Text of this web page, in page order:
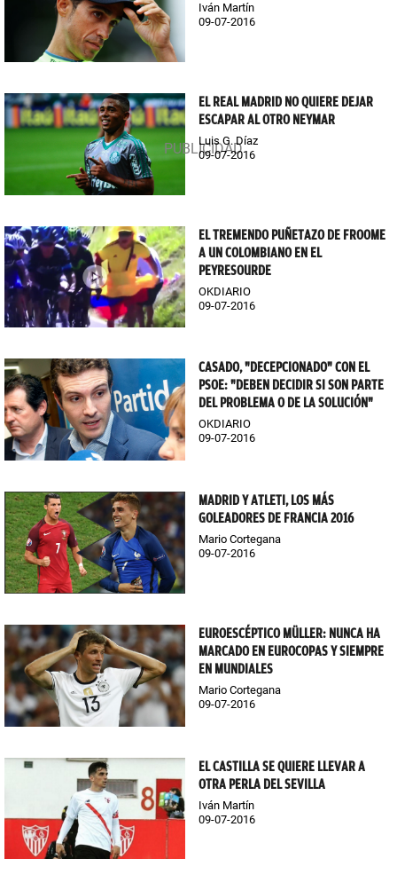
Iván Martín
09-07-2016
EL REAL MADRID NO QUIERE DEJAR
ESCAPAR AL OTRO NEYMAR
Luis G. Díaz
09-07-2016
EL TREMENDO PUÑETAZO DE FROOME
A UN COLOMBIANO EN EL
PEYRESOURDE
OKDIARIO
09-07-2016
CASADO, "DECEPCIONADO" CON EL
PSOE: "DEBEN DECIDIR SI SON PARTE
DEL PROBLEMA O DE LA SOLUCIÓN"
OKDIARIO
09-07-2016
MADRID Y ATLETI, LOS MÁS
GOLEADORES DE FRANCIA 2016
Mario Cortegana
09-07-2016
EUROESCÉPTICO MÜLLER: NUNCA HA
MARCADO EN EUROCOPAS Y SIEMPRE
EN MUNDIALES
Mario Cortegana
09-07-2016
EL CASTILLA SE QUIERE LLEVAR A
OTRA PERLA DEL SEVILLA
Iván Martín
09-07-2016